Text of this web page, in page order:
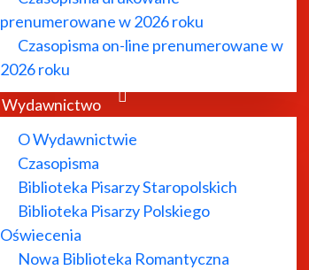
prenumerowane w 2026 roku
Czasopisma on-line prenumerowane w
2026 roku
Wydawnictwo
O Wydawnictwie
Czasopisma
Biblioteka Pisarzy Staropolskich
Biblioteka Pisarzy Polskiego
Oświecenia
Nowa Biblioteka Romantyczna
O Instytucie
Aktualności